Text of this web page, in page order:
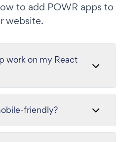
to add POWR apps to
website.
work on my React
friendly?